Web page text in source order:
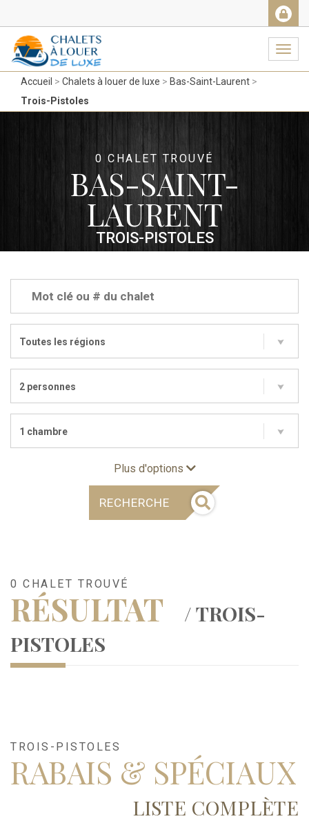
Accueil Chalets à louer de luxe
Bas-Saint-Laurent
Trois-Pistoles
0 CHALET TROUVÉ
BAS-SAINT-
LAURENT
TROIS-PISTOLES
Toutes les régions
2 personnes
1 chambre
Plus d'options
RECHERCHE
0 CHALET TROUVÉ
RÉSULTAT
/ TROIS-
PISTOLES
TROIS-PISTOLES
RABAIS & SPÉCIAUX
LISTE COMPLÈTE